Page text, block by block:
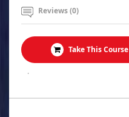
Reviews (0)
Take This Course
.